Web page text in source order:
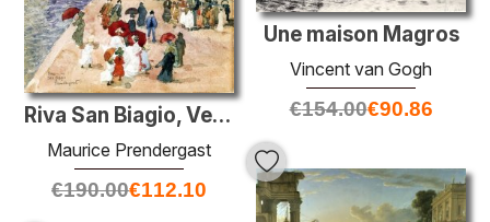
Riva San Biagio, Venise
Maurice Prendergast
€190.00€112.10
Une maison Magros
Vincent van Gogh
€154.00€90.86